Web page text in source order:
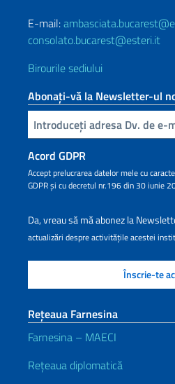
E-mail:
consolato.bucarest@esteri.it
Birourile sediului
Abonați-vă la Newsletter-ul
Inserisci la tua email
Acord GDPR
Accept prelucrarea datelor mele cu
GDPR și cu decretul nr.196 din 30 iunie
Da, vreau să mă abonez la
actualizări despre activitățile acestei
Rețeaua Farnesina
Farnesina – MAECI
Rețeaua diplomatică